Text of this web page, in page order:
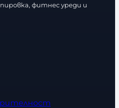
фитнес уреди и